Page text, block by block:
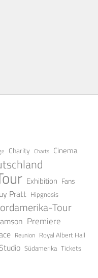
Charity Charts Cinema
Exhibition Fans
Pratt Hipgnosis
Tour
Premiere
Reunion Royal Albert Hall
Studio Südamerika Tickets